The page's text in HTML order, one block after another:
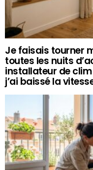
Je faisais tourner
toutes les nuits
installateur de
j’ai baissé la